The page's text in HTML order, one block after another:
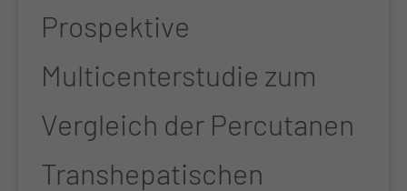
Prospektive
Multicenterstudie zum
Vergleich der Percutanen
Transhepatischen